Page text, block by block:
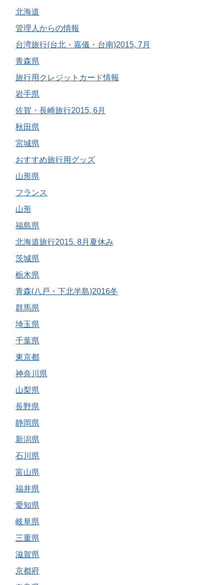
北海道
管理人からの情報
台湾旅行(台北・嘉儀・台南)2015, 7月
青森県
旅行用クレジットカード情報
岩手県
佐賀・長崎旅行2015, 6月
秋田県
宮城県
おすすめ旅行用グッズ
山形県
フランス
山形
福島県
北海道旅行2015. 8月夏休み
茨城県
栃木県
青森(八戸・下北半島)2016冬
群馬県
埼玉県
千葉県
東京都
神奈川県
山梨県
長野県
静岡県
新潟県
石川県
富山県
福井県
愛知県
岐阜県
三重県
滋賀県
京都府